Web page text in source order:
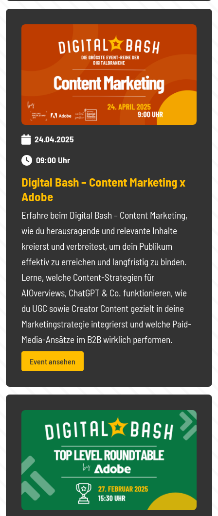
24.04.2025
09:00 Uhr
Digital Bash – Content Marketing x
Adobe
Erfahre beim Digital Bash – Content Marketing,
wie du herausragende und relevante Inhalte
kreierst und verbreitest, um dein Publikum
effektiv zu erreichen und langfristig zu binden.
Lerne, welche Content-Strategien für
AIOverviews, ChatGPT & Co. funktionieren, wie
du UGC sowie Creator Content gezielt in deine
Marketingstrategie integrierst und welche Paid-
Media-Ansätze im B2B wirklich performen.
Event ansehen